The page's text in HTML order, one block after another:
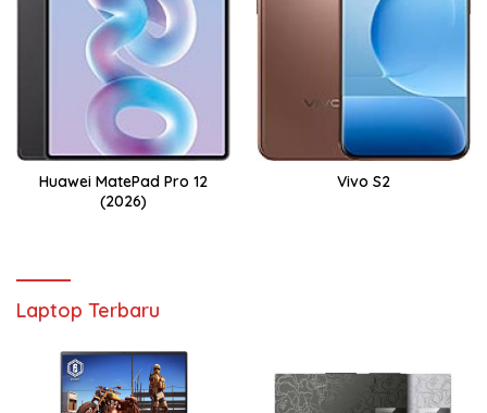
Huawei MatePad Pro 12
(2026)
Vivo S2
Laptop Terbaru